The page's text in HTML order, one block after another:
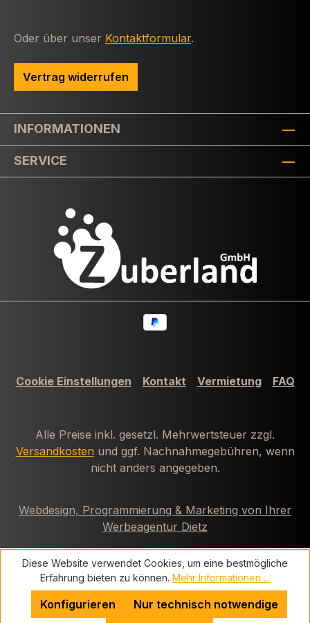
Oder über unser Kontaktformular.
Vertrag widerrufen
INFORMATIONEN
SERVICE
Cookie Einstellungen Kontakt Vermietung FAQ
Alle Preise inkl. gesetzl. Mehrwertsteuer zzgl.
Versandkosten und ggf. Nachnahmegebühren, wenn
nicht anders angegeben.
Webdesign, Programmierung & Marketing von Ihrer
Werbeagentur Dietz
Diese Website verwendet Cookies, um eine bestmögliche
Erfahrung bieten zu können. Mehr Informationen ...
Nur technisch notwendige
Konfigurieren